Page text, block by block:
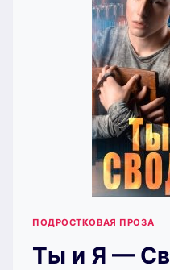
ПОДРОСТКОВАЯ ПРОЗА
Ты и Я —